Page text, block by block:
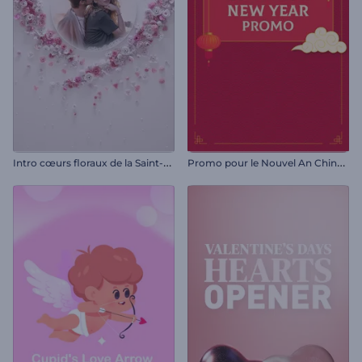
I
ntro cœurs floraux de la Saint-Valentin P
romo pour le Nouvel An Chinois